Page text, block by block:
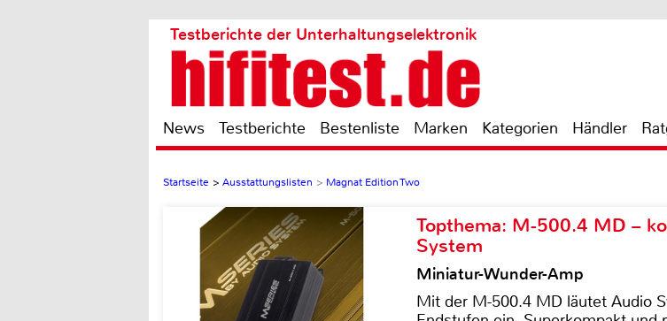
Testberichte der Unterhaltungselektronik
News Testberichte Bestenliste Marken Kategorien Händler
Startseite > Ausstattungslisten > Magnat Edition Two
Topthema: M-500.4 MD –
System
Miniatur-Wunder-Amp
Mit der M-500.4 MD läutet Audio